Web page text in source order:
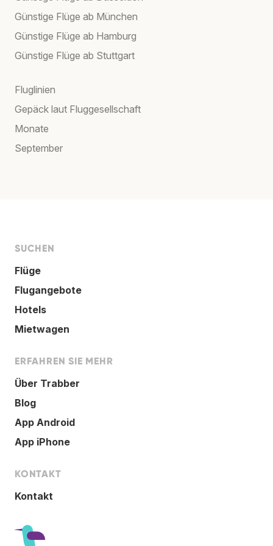
Günstige Flüge ab München
Günstige Flüge ab Hamburg
Günstige Flüge ab Stuttgart
Fluglinien
Gepäck laut Fluggesellschaft
Monate
September
SUCHEN
Flüge
Flugangebote
Hotels
Mietwagen
ERFAHREN SIE MEHR
Über Trabber
Blog
App Android
App iPhone
KONTAKT
Kontakt